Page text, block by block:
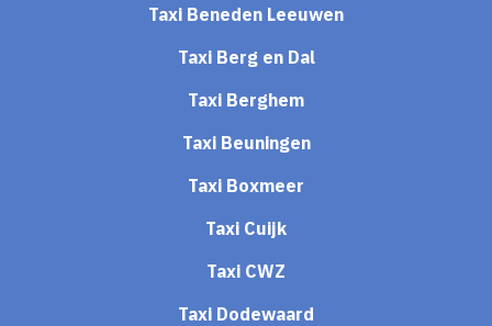
Taxi Beneden Leeuwen
Taxi Berg en Dal
Taxi Berghem
Taxi Beuningen
Taxi Boxmeer
Taxi Cuijk
Taxi CWZ
Taxi Dodewaard